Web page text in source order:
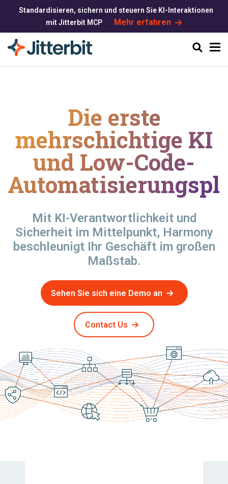
Suchen
Standardisieren, sichern und steuern Sie KI-Interaktionen
mit Jitterbit MCP
Mehr erfahren
Die erste
mehrschichtige KI
und Low-Code-
Mit KI-Verantwortlichkeit und
Sicherheit im Mittelpunkt, Harmony
beschleunigt Ihr Geschäft im großen
Maßstab.
Sehen Sie sich eine Demo an
Contact Us